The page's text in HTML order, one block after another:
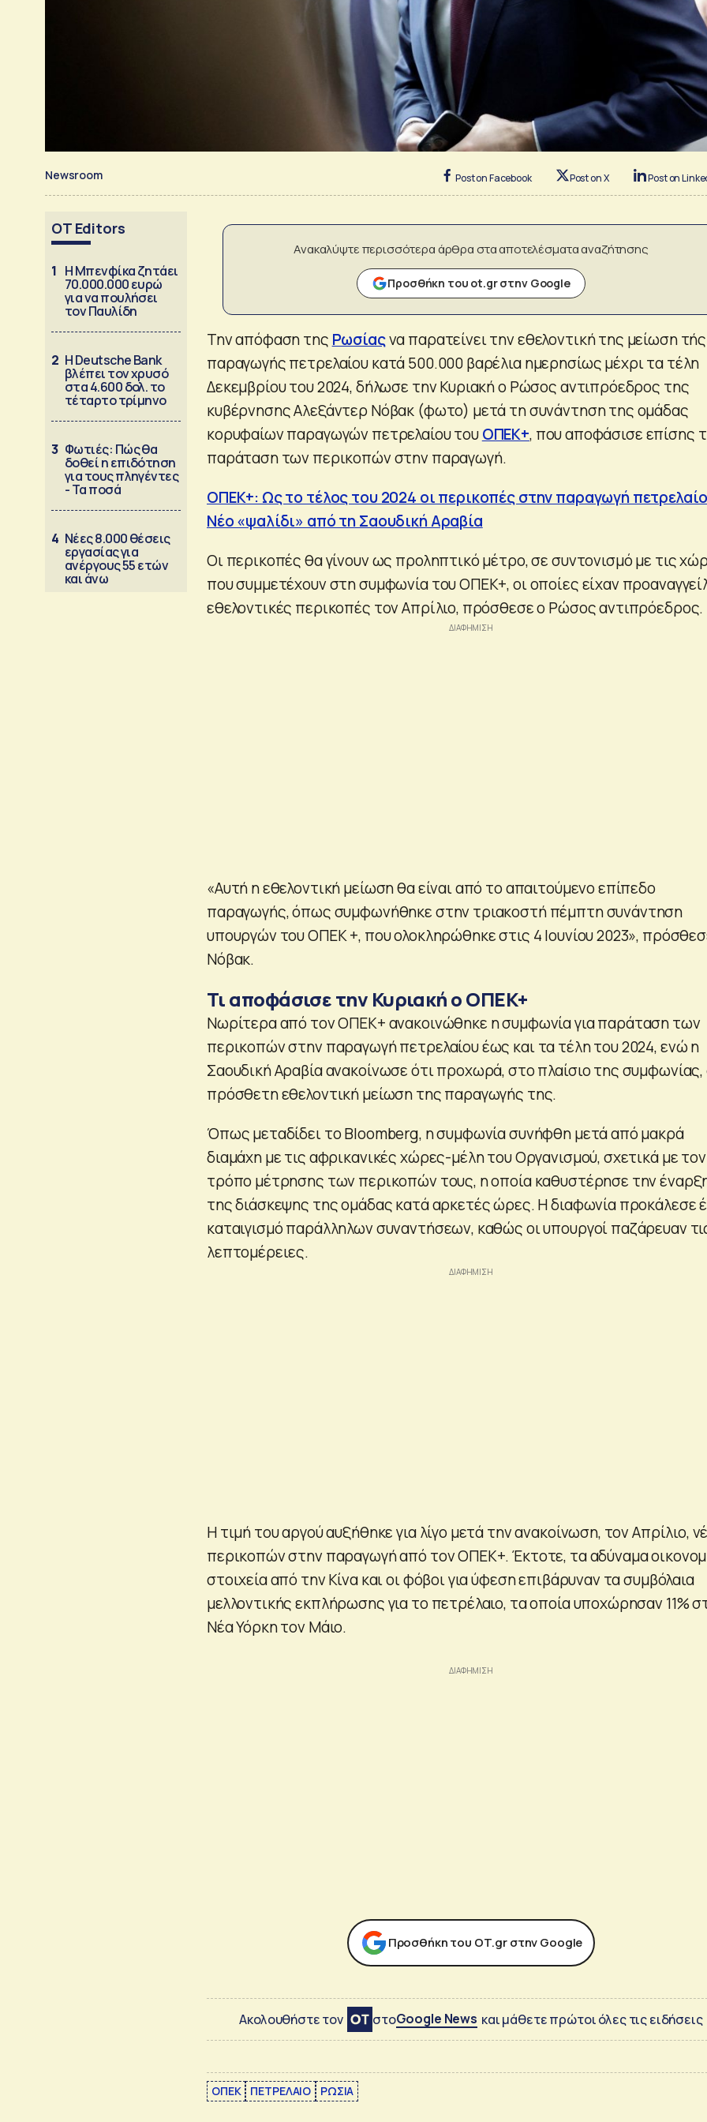
Newsroom Post on Facebook Post on X Post on
OT Editors
1 Η Μπενφίκα ζητάει
70.000.000 ευρώ
για να πουλήσει
τον Παυλίδη
2 Η Deutsche Bank
βλέπει τον χρυσό
στα 4.600 δολ. το
τέταρτο τρίμηνο
3 Φωτιές: Πώς θα
δοθεί η επιδότηση
για τους πληγέντες
- Τα ποσά
4 Νέες 8.000 θέσεις
εργασίας για
ανέργους 55 ετών
και άνω
Ανακαλύψτε περισσότερα άρθρα στα αποτελέσματα αναζήτησης
Προσθήκη του ot.gr στην Google
Την απόφαση της Ρωσίαςνα παρατείνει την εθελοντική της μείωση τής
παραγωγής πετρελαίου κατά 500.000 βαρέλια ημερησίως μέχρι τα τέλη
Δεκεμβρίου του 2024, δήλωσε την Κυριακή ο Ρώσος αντιπρόεδρος της
κυβέρνησης Αλεξάντερ Νόβακ (φωτο) μετά τη συνάντηση της ομάδας
κορυφαίων παραγωγών πετρελαίου τουΟΠΕΚ+, που αποφάσισε επίσης
παράταση των περικοπών στην παραγωγή.
ΟΠΕΚ+: Ως το τέλος του 2024 οι περικοπές στην παραγωγή
Νέο «ψαλίδι» από τη Σαουδική Αραβία
Οι περικοπές θα γίνουν ως προληπτικό μέτρο, σε συντονισμό με τις
που συμμετέχουν στη συμφωνία του ΟΠΕΚ+, οι οποίες είχαν
εθελοντικές περικοπές τον Απρίλιο, πρόσθεσε ο Ρώσος αντιπρόεδρος.
«Αυτή η εθελοντική μείωση θα είναι από το απαιτούμενο επίπεδο
παραγωγής, όπως συμφωνήθηκε στην τριακοστή πέμπτη συνάντηση
υπουργών του ΟΠΕΚ +, που ολοκληρώθηκε στις 4 Ιουνίου 2023»,
Νόβακ.
Τι αποφάσισε την Κυριακή ο ΟΠΕΚ+
Νωρίτερα από τον ΟΠΕΚ+ ανακοινώθηκε η συμφωνία για παράταση των
περικοπών στην παραγωγή πετρελαίου έως και τα τέλη του 2024, ενώ η
Σαουδική Αραβία ανακοίνωσε ότι προχωρά, στο πλαίσιο της συμφωνίας,
πρόσθετη εθελοντική μείωση της παραγωγής της.
Όπως μεταδίδει το Bloomberg, η συμφωνία συνήφθη μετά από μακρά
διαμάχη με τις αφρικανικές χώρες-μέλη του Οργανισμού, σχετικά με τον
τρόπο μέτρησης των περικοπών τους, η οποία καθυστέρησε την
της διάσκεψης της ομάδας κατά αρκετές ώρες. Η διαφωνία προκάλεσε
καταιγισμό παράλληλων συναντήσεων, καθώς οι υπουργοί παζάρευαν
λεπτομέρειες.
Η τιμή του αργού αυξήθηκε για λίγο μετά την ανακοίνωση, τον Απρίλιο,
περικοπών στην παραγωγή από τον ΟΠΕΚ+. Έκτοτε, τα αδύναμα
στοιχεία από την Κίνα και οι φόβοι για ύφεση επιβάρυναν τα συμβόλαια
μελλοντικής εκπλήρωσης για το πετρέλαιο, τα οποία υποχώρησαν 11%
Νέα Υόρκη τον Μάιο.
Προσθήκη του ΟΤ.gr στην Google
Ακολουθήστε τον στοGoogle News και μάθετε πρώτοι όλες τις ειδήσεις
ΟΠΕΚ ΠΕΤΡΕΛΑΙΟ ΡΩΣΙΑ